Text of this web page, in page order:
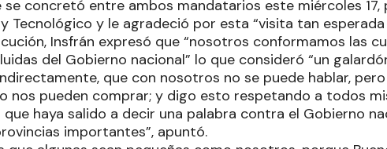
concretó entre ambos mandatarios este miércoles 17,
Tecnológico y le agradeció por esta “visita tan
Insfrán expresó que “nosotros conformamos las
del Gobierno nacional” lo que consideró “un
que con nosotros no se puede hablar,
nos pueden comprar; y digo esto respetando a todos
haya salido a decir una palabra contra el Gobierno
importantes”, apuntó.